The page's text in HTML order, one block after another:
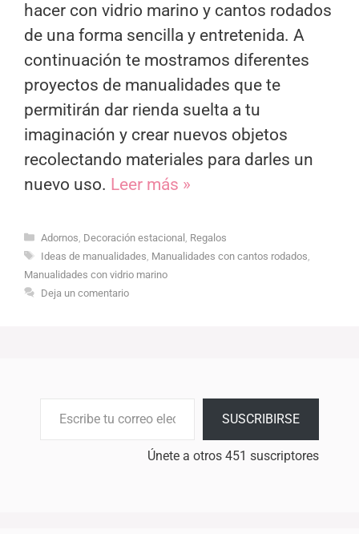
hacer con vidrio marino y cantos rodados
de una forma sencilla y entretenida. A
continuación te mostramos diferentes
proyectos de manualidades que te
permitirán dar rienda suelta a tu
imaginación y crear nuevos objetos
recolectando materiales para darles un
nuevo uso. Leer más »
Categorías
Adornos Decoración estacional
Regalos
Etiquetas
Ideas de manualidades Manualidades con cantos rodados
Manualidades con vidrio marino
Deja un comentario
SUSCRIBIRSE
Únete a otros 451 suscriptores